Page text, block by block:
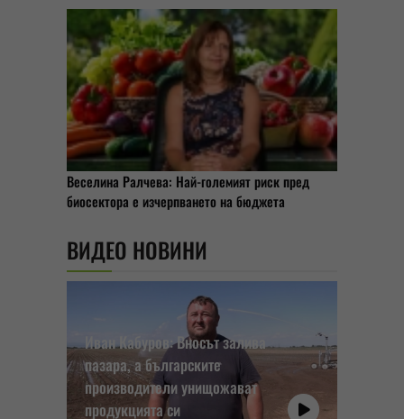
Веселина Ралчева: Най-големият риск пред
биосектора е изчерпването на бюджета
ВИДЕО НОВИНИ
Иван Кабуров: Вносът залива
пазара, а българските
производители унищожават
продукцията си